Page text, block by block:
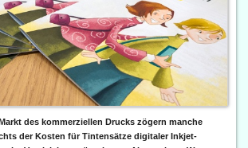
des kommerziellen Drucks zögern manche
der Kosten für Tintensätze digitaler Inkjet-